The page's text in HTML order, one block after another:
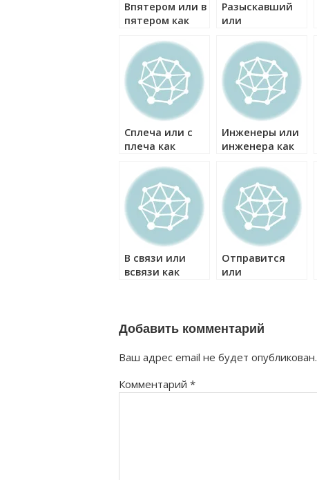
Впятером или в
пятером как
Разыскавший
или
как правильно?
Сплеча или с
плеча как
Инженеры или
инженера как
В связи или
всвязи как
Отправится
или
Добавить комментарий
Ваш адрес email не будет опубликован.
Комментарий *